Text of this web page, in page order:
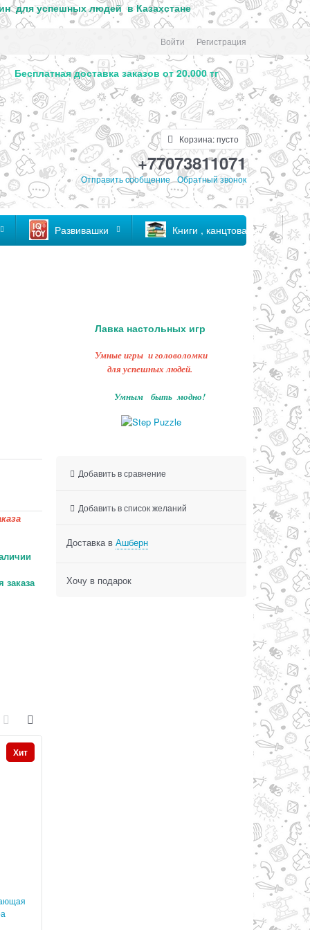
для успешных людей в Казахстане
Войти Регистрация
доставка заказов от 20.000 тг
Корзина:пусто
+77073811071
Отправить сообщение Обратный звонок
Развивашки Книги , канцтовары
Хит
Игра в жизнь
настольная
Лавка настольных игр
Умные игры и головоломки
для успешных людей.
Умным быть модно!
Добавить в сравнение
Добавить в список желаний
Доставка в Ашберн
Хочу в подарок